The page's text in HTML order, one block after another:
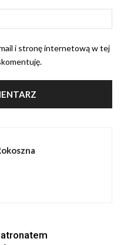
i stronę internetową w tej